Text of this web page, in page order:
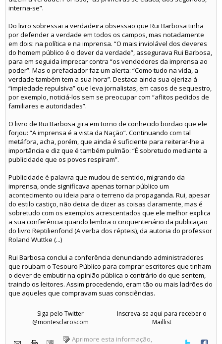
interna-se”.
Do livro sobressai a verdadeira obsessão que Rui Barbosa tinha
por defender a verdade em todos os campos, mas notadamente
em dois: na política e na imprensa. “O mais inviolável dos deveres
do homem público é o dever da verdade”, assegurava Rui Barbosa,
para em seguida imprecar contra “os vendedores da imprensa ao
poder”. Mas o prefaciador faz um alerta: “Como tudo na vida, a
verdade também tem a sua hora”. Destaca ainda sua ojeriza à
“impiedade repulsiva” que leva jornalistas, em casos de sequestro,
por exemplo, noticiá-los sem se preocupar com “aflitos pedidos de
familiares e autoridades”.
O livro de Rui Barbosa gira em torno de conhecido bordão que ele
forjou: “A imprensa é a vista da Nação”. Continuando com tal
metáfora, acha, porém, que ainda é suficiente para reiterar-lhe a
importância e diz que é também pulmão: “É sobretudo mediante a
publicidade que os povos respiram”.
Publicidade é palavra que mudou de sentido, migrando da
imprensa, onde significava apenas tornar público um
acontecimento ou ideia para o terreno da propaganda. Rui, apesar
do estilo castiço, não deixa de dizer as coisas claramente, mas é
sobretudo com os exemplos acrescentados que ele melhor explica
a sua conferência quando lembra o cinquentenário da publicação
do livro Reptilienfond (A verba dos répteis), da autoria do professor
Roland Wuttke (...)
Rui Barbosa conclui a conferência denunciando administradores
que roubam o Tesouro Público para comprar escritores que tinham
o dever de embutir na opinião pública o contrário do que sentem,
traindo os leitores. Assim procedendo, eram tão ou mais ladrões do
que aqueles que compravam suas consciências.
Siga pelo Twitter
@montesclaroscom
Inscreva-se aqui para receber o
Maillist
Aprimore esta informação,